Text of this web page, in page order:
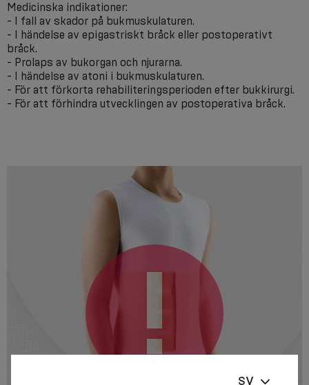
Medicinska indikationer:
- I fall av skador på bukmuskulaturen.
- I händelse av epigastriskt bråck eller postoperativt
bråck.
- Prolaps av bukorgan och njurarna.
- I händelse av atoni i bukmuskulaturen.
- För att förkorta rehabiliteringsperioden efter bukkirurgi.
- För att förhindra utvecklingen av postoperativa bråck.
SV